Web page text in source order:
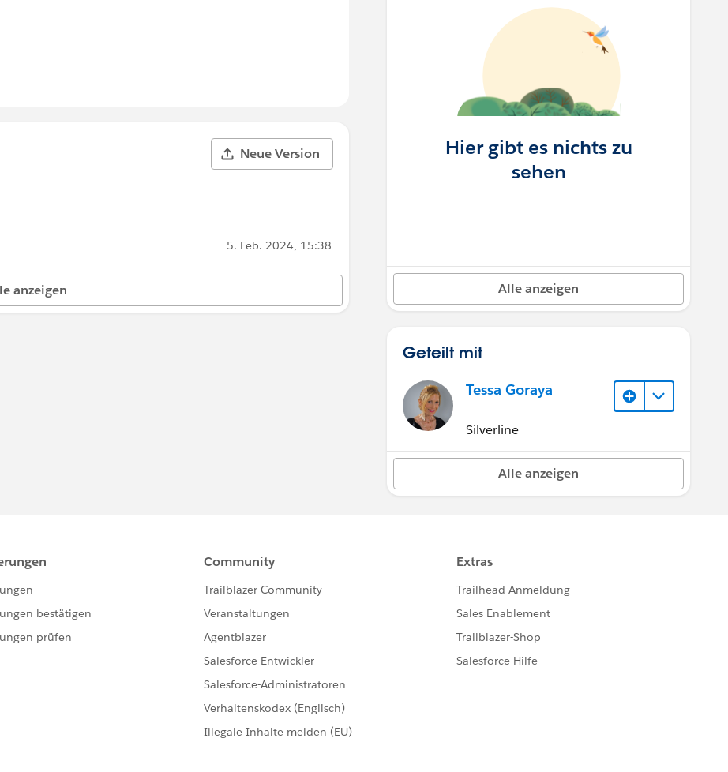
Neue Version
5. Feb. 2024, 15:38
anzeigen
Hier gibt es nichts zu
sehen
Alle anzeigen
Geteilt mit
Tessa Goraya
Silverline
Alle anzeigen